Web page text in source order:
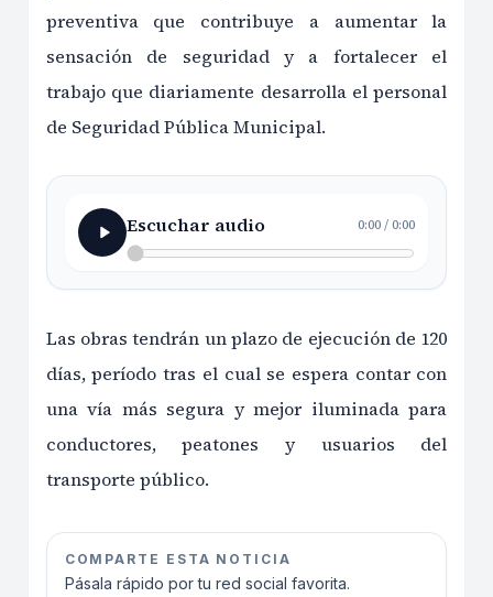
preventiva que contribuye a aumentar la
sensación de seguridad y a fortalecer el
trabajo que diariamente desarrolla el personal
de Seguridad Pública Municipal.
Escuchar audio 0:00/0:00
Las obras tendrán un plazo de ejecución de 120
días, período tras el cual se espera contar con
una vía más segura y mejor iluminada para
conductores, peatones y usuarios del
transporte público.
COMPARTE ESTA NOTICIA
Pásala rápido por tu red social favorita.